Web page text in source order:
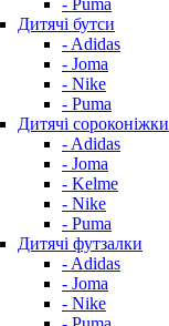
- Puma
Дитячі бутси
- Adidas
- Joma
- Nike
- Puma
Дитячі сороконіжки
- Adidas
- Joma
- Kelme
- Nike
- Puma
Дитячі футзалки
- Adidas
- Joma
- Nike